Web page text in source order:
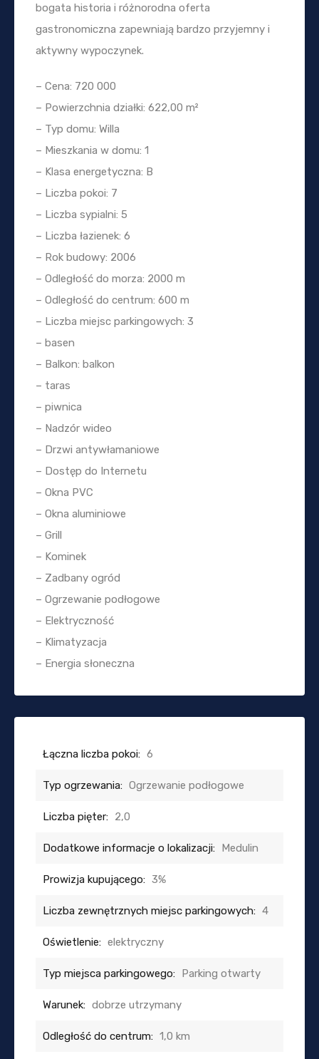
bogata historia i różnorodna oferta
gastronomiczna zapewniają bardzo przyjemny i
aktywny wypoczynek.
– Cena: 720 000
– Powierzchnia działki: 622,00 m²
– Typ domu: Willa
– Mieszkania w domu: 1
– Klasa energetyczna: B
– Liczba pokoi: 7
– Liczba sypialni: 5
– Liczba łazienek: 6
– Rok budowy: 2006
– Odległość do morza: 2000 m
– Odległość do centrum: 600 m
– Liczba miejsc parkingowych: 3
– basen
– Balkon: balkon
– taras
– piwnica
– Nadzór wideo
– Drzwi antywłamaniowe
– Dostęp do Internetu
– Okna PVC
– Okna aluminiowe
– Grill
– Kominek
– Zadbany ogród
– Ogrzewanie podłogowe
– Elektryczność
– Klimatyzacja
– Energia słoneczna
Łączna liczba pokoi: 6
Typ ogrzewania: Ogrzewanie podłogowe
Liczba pięter: 2,0
Dodatkowe informacje o lokalizacji: Medulin
Prowizja kupującego: 3%
Liczba zewnętrznych miejsc parkingowych: 4
Oświetlenie: elektryczny
Typ miejsca parkingowego: Parking otwarty
Warunek: dobrze utrzymany
Odległość do centrum: 1,0 km